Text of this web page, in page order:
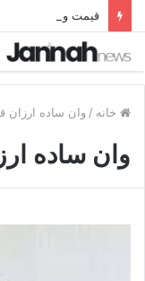
قیمت و خرید بهترین
خانه / وان ساده ارزان
وان ساده